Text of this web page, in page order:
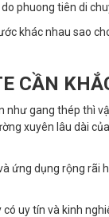
phuong tiên di
khác nhau sao
CẦN
như gang thép thì
xuyên lâu dài
ứng dụng rộng rãi
uy tín và kinh